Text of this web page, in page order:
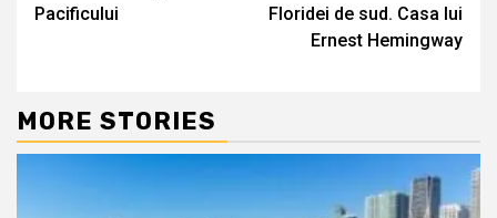
Pacificului
Floridei de sud. Casa lui
Ernest Hemingway
MORE STORIES